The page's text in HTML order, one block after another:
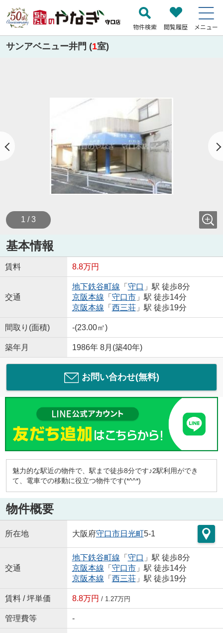
物件検索 閲覧履歴 メニュー
サンアベニュー井門 (1室)
1 / 3
基本情報
賃料 8.8万円
交通
地下鉄谷町線 「 守口 」駅 徒歩8分
京阪本線 「 守口市」駅 徒歩14分
京阪本線 「 西三荘」駅 徒歩19分
間取り(面積) -(23.00㎡)
築年月 1986年 8月(築40年)
お問い合わせ(無料)
魅力的な駅近の物件で、駅まで徒歩8分です♪2駅利用ができ
て、電車での移動に役立つ物件です(*^^*)
物件概要
所在地 大阪府守口市日光町5-1
交通
地下鉄谷町線 「 守口 」駅 徒歩8分
京阪本線 「 守口市」駅 徒歩14分
京阪本線 「 西三荘」駅 徒歩19分
賃料 / 坪単価 8.8万円 / 1.27万円
管理費等 -